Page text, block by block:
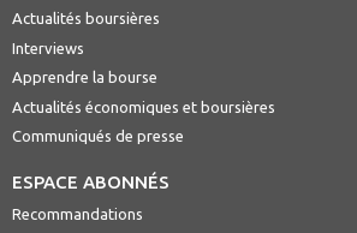
Actualités boursières
Interviews
Apprendre la bourse
Actualités économiques et boursières
Communiqués de presse
ESPACE ABONNÉS
Recommandations